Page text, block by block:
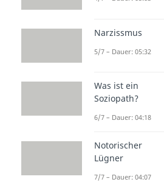
Sender so
Hunger hat
Appellfunktion
also auch auf,
Imbiss-Stand
kaufst.
Beispiel 3: „Hol
Narzissmus
5/7 – Dauer: 05:32
Was ist ein
Soziopath?
6/7 – Dauer: 04:18
Notorischer
Lügner
7/7 – Dauer: 04:07